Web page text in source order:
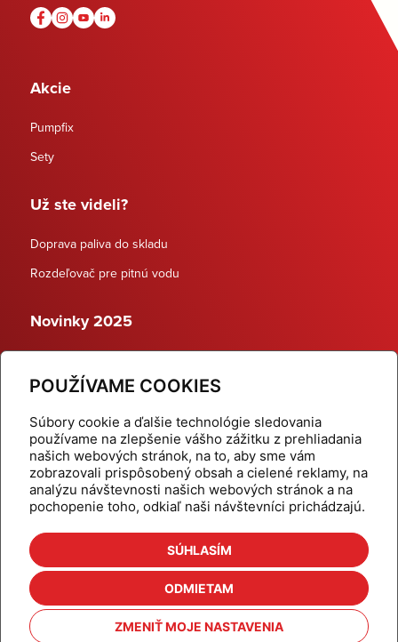
POUŽÍVAME COOKIES
Súbory cookie a ďalšie technológie sledovania
používame na zlepšenie vášho zážitku z prehliadania
našich webových stránok, na to, aby sme vám
zobrazovali prispôsobený obsah a cielené reklamy, na
analýzu návštevnosti našich webových stránok a na
pochopenie toho, odkiaľ naši návštevníci prichádzajú.
SÚHLASÍM
ODMIETAM
ZMENIŤ MOJE NASTAVENIA
Akcie
Pumpfix
Sety
Už ste videli?
Doprava paliva do skladu
Rozdeľovač pre pitnú vodu
Novinky 2025
Dynamické termostatické ventily
Domov
Produkty
Aktuality
Odber šikovné tipy
Kalkulačky
Cenníky
Na stiahnutie
Referencie
Kontakt